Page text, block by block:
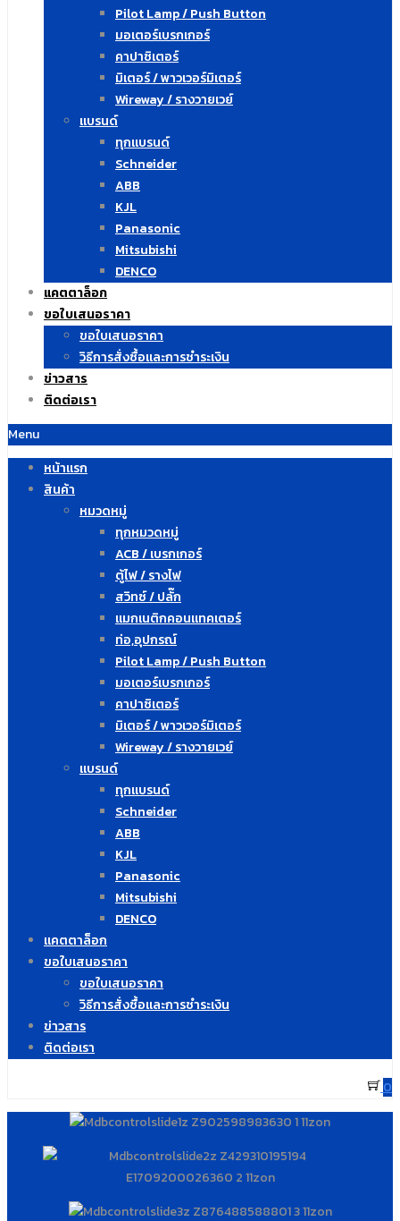
Pilot Lamp / Push Button
มอเตอร์เบรกเกอร์
คาปาซิเตอร์
มิเตอร์ / พาวเวอร์มิเตอร์
Wireway / รางวายเวย์
แบรนด์
ทุกแบรนด์
Schneider
ABB
KJL
Panasonic
Mitsubishi
DENCO
แคตตาล็อก
ขอใบเสนอราคา
ขอใบเสนอราคา
วิธีการสั่งซื้อและการชำระเงิน
ข่าวสาร
ติดต่อเรา
Menu
หน้าแรก
สินค้า
หมวดหมู่
ทุกหมวดหมู่
ACB / เบรกเกอร์
ตู้ไฟ / รางไฟ
สวิทซ์ / ปลั๊ก
แมกเนติกคอนแทคเตอร์
ท่อ,อุปกรณ์
Pilot Lamp / Push Button
มอเตอร์เบรกเกอร์
คาปาซิเตอร์
มิเตอร์ / พาวเวอร์มิเตอร์
Wireway / รางวายเวย์
แบรนด์
ทุกแบรนด์
Schneider
ABB
KJL
Panasonic
Mitsubishi
DENCO
แคตตาล็อก
ขอใบเสนอราคา
ขอใบเสนอราคา
วิธีการสั่งซื้อและการชำระเงิน
ข่าวสาร
ติดต่อเรา
0